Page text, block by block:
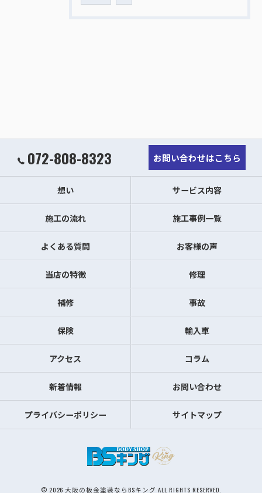
072-808-8323 お問い合わせはこちら
想い サービス内容
施工の流れ 施工事例一覧
よくある質問 お客様の声
当店の特徴 修理
補修 事故
保険 輸入車
アクセス コラム
新着情報 お問い合わせ
プライバシーポリシー サイトマップ
© 2026 大阪の板金塗装ならBSキング ALL RIGHTS RESERVED.